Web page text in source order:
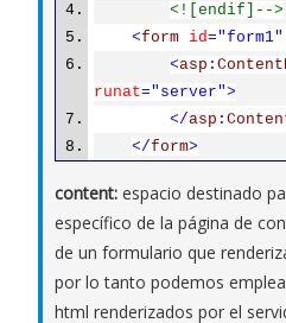
<![endif]-->
<form id="form1"
<asp :
runat="server">
</asp :
</form>
content: espacio destinado
específico de la página de
de un formulario que
por lo tanto podemos
html renderizados por el